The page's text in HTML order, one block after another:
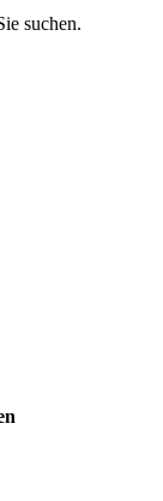
suchen.